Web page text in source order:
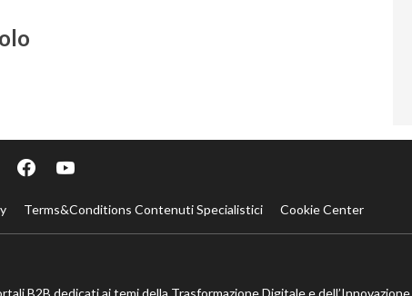
Terms&Conditions Contenuti Specialistici Cookie Center
B2B dedicati ai temi della Trasformazione Digitale e